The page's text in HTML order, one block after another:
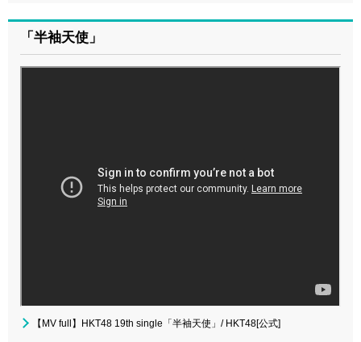
「半袖天使」
【MV full】HKT48 19th single「半袖天使」/ HKT48[公式]